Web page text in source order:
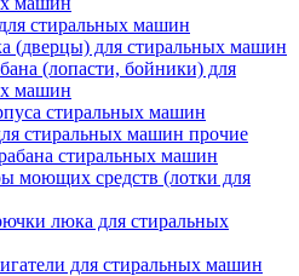
стиральных машин
(дверцы) для стиральных машин
(лопасти, бойники) для
машин
стиральных машин
стиральных машин прочие
стиральных машин
моющих средств (лотки для
люка для стиральных
для стиральных машин